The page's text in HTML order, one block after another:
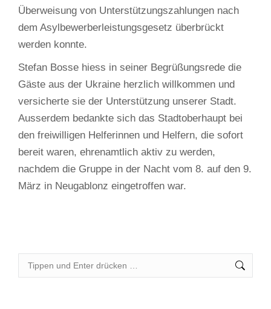
Überweisung von Unterstützungszahlungen nach
dem Asylbewerberleistungsgesetz überbrückt
werden konnte.
Stefan Bosse hiess in seiner Begrüßungsrede die
Gäste aus der Ukraine herzlich willkommen und
versicherte sie der Unterstützung unserer Stadt.
Ausserdem bedankte sich das Stadtoberhaupt bei
den freiwilligen Helferinnen und Helfern, die sofort
bereit waren, ehrenamtlich aktiv zu werden,
nachdem die Gruppe in der Nacht vom 8. auf den 9.
März in Neugablonz eingetroffen war.
Search: